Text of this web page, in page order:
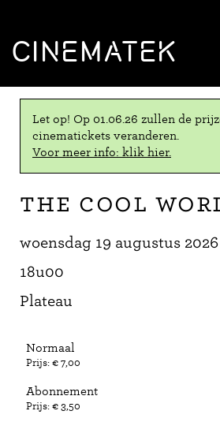
CINEMATEK
Let op! Op 01.06.26 zullen de
cinematickets veranderen.
Voor meer info: klik hier.
The Cool
woensdag 19 augustus 2026
18u00
Plateau
Normaal
Prijs: € 7,00
Abonnement
Prijs: € 3,50